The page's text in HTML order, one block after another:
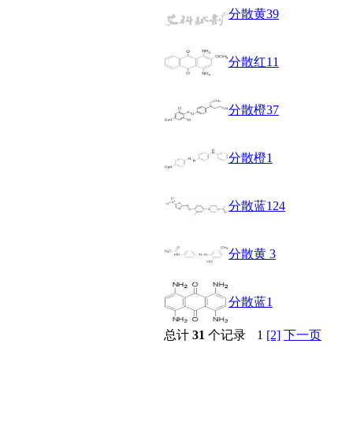
分散黄39
分散红11
分散橙37
分散橙1
分散蓝124
分散黄 3
分散蓝1
总计 31 个记录 1 [2] 下一页